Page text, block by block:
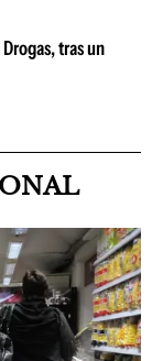
tras un